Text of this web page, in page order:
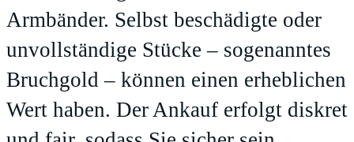
Armbänder. Selbst beschädigte oder
unvollständige Stücke – sogenanntes
Bruchgold – können einen erheblichen
Wert haben. Der Ankauf erfolgt diskret